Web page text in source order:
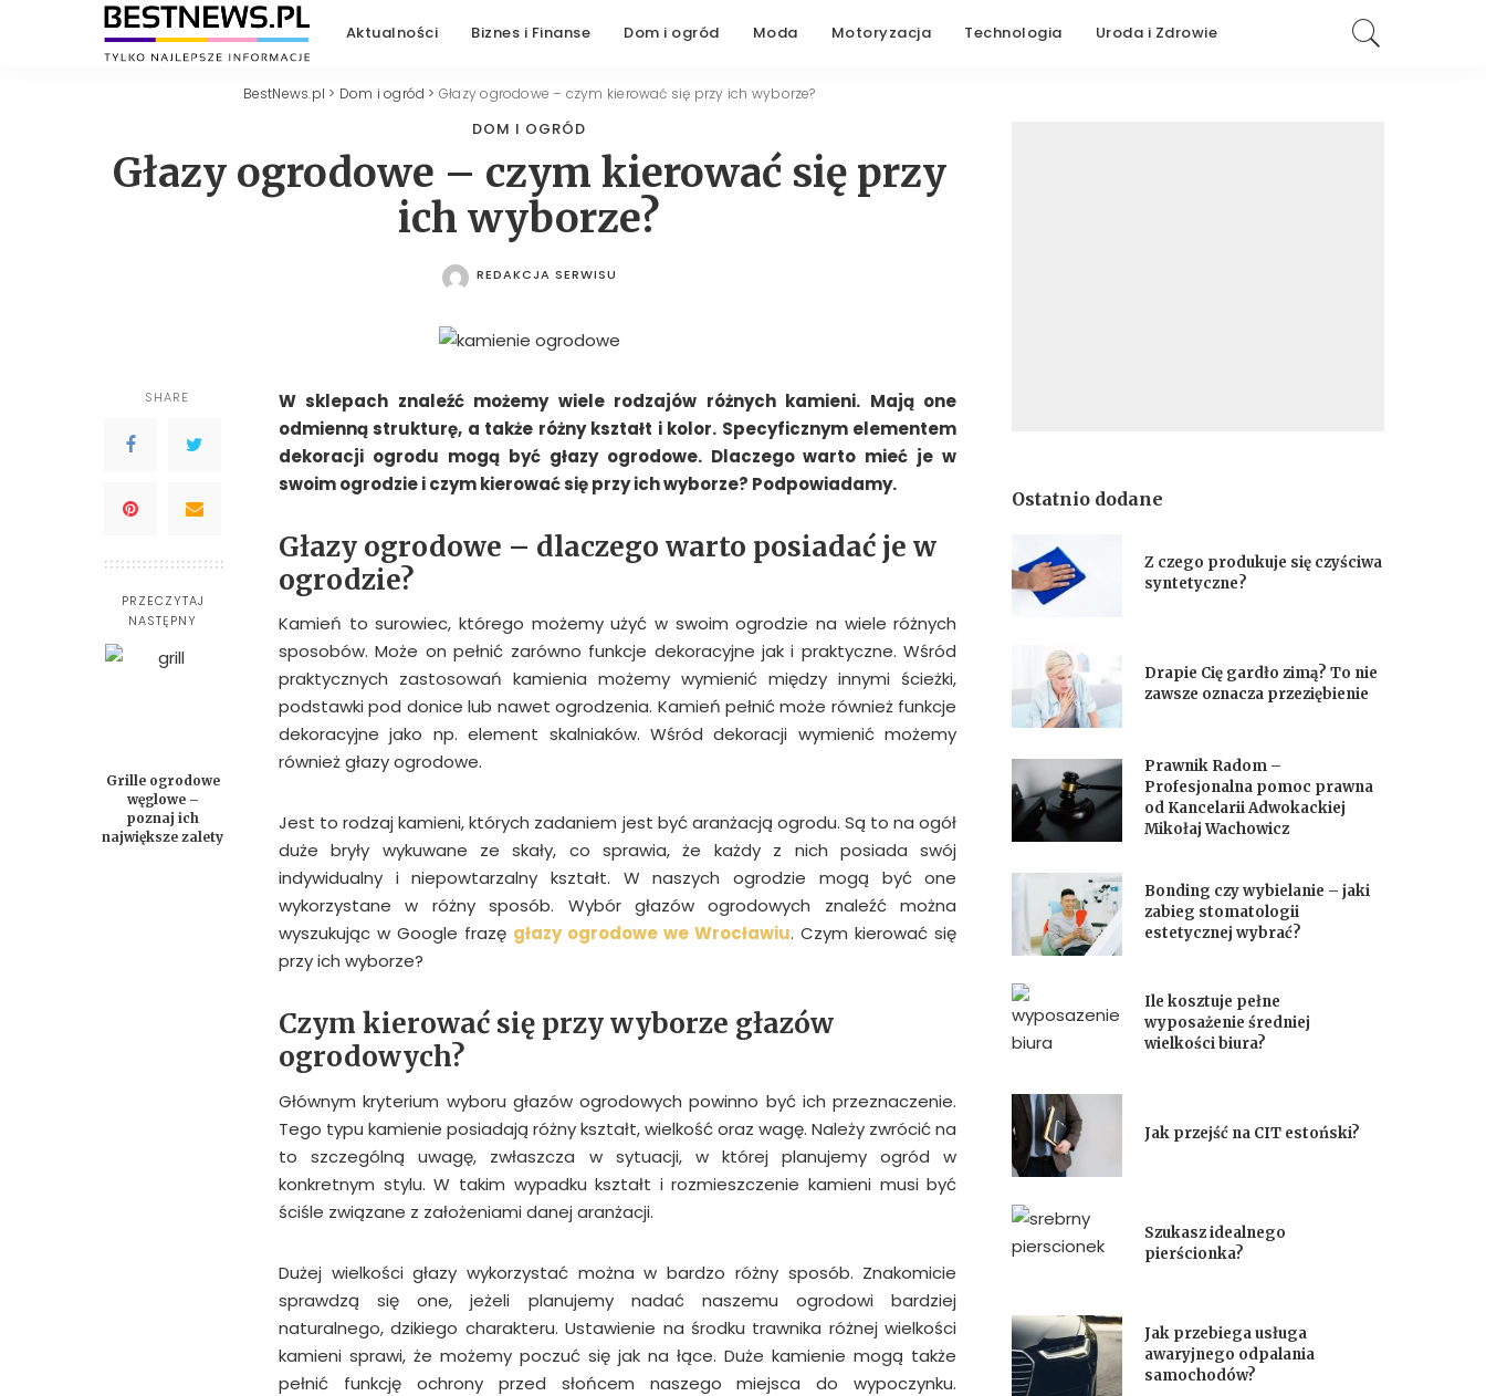
Aktualności Biznes i Finanse Dom i ogród Moda Motoryzacja Technologia Uroda i Zdrowie
BestNews.pl > Dom i ogród > Głazy ogrodowe – czym kierować się przy ich wyborze?
DOM I OGRÓD
Głazy ogrodowe – czym kierować się przy
ich wyborze?
POSTED
REDAKCJA SERWISU
SHARE
PRZECZYTAJ
NASTĘPNY
Grille ogrodowe
węglowe –
poznaj ich
największe zalety
W sklepach znaleźć możemy wiele rodzajów różnych kamieni. Mają one
odmienną strukturę, a także różny kształt i kolor. Specyficznym elementem
dekoracji ogrodu mogą być głazy ogrodowe. Dlaczego warto mieć je w
swoim ogrodzie i czym kierować się przy ich wyborze? Podpowiadamy.
Głazy ogrodowe – dlaczego warto posiadać je w
ogrodzie?
Kamień to surowiec, którego możemy użyć w swoim ogrodzie na wiele różnych
sposobów. Może on pełnić zarówno funkcje dekoracyjne jak i praktyczne. Wśród
praktycznych zastosowań kamienia możemy wymienić między innymi ścieżki,
podstawki pod donice lub nawet ogrodzenia. Kamień pełnić może również funkcje
dekoracyjne jako np. element skalniaków. Wśród dekoracji wymienić możemy
również głazy ogrodowe.
Jest to rodzaj kamieni, których zadaniem jest być aranżacją ogrodu. Są to na ogół
duże bryły wykuwane ze skały, co sprawia, że każdy z nich posiada swój
indywidualny i niepowtarzalny kształt. W naszych ogrodzie mogą być one
wykorzystane w różny sposób. Wybór głazów ogrodowych znaleźć można
wyszukując w Google frazę głazy ogrodowe we Wrocławiu. Czym kierować się
przy ich wyborze?
Czym kierować się przy wyborze głazów
ogrodowych?
Głównym kryterium wyboru głazów ogrodowych powinno być ich przeznaczenie.
Tego typu kamienie posiadają różny kształt, wielkość oraz wagę. Należy zwrócić na
to szczególną uwagę, zwłaszcza w sytuacji, w której planujemy ogród w
konkretnym stylu. W takim wypadku kształt i rozmieszczenie kamieni musi być
ściśle związane z założeniami danej aranżacji.
Dużej wielkości głazy wykorzystać można w bardzo różny sposób. Znakomicie
sprawdzą się one, jeżeli planujemy nadać naszemu ogrodowi bardziej
naturalnego, dzikiego charakteru. Ustawienie na środku trawnika różnej wielkości
kamieni sprawi, że możemy poczuć się jak na łące. Duże kamienie mogą także
pełnić funkcję ochrony przed słońcem naszego miejsca do wypoczynku.
Ostatnio dodane
Z czego produkuje się czyściwa
syntetyczne?
Drapie Cię gardło zimą? To nie
zawsze oznacza przeziębienie
Prawnik Radom –
Profesjonalna pomoc prawna
od Kancelarii Adwokackiej
Mikołaj Wachowicz
Bonding czy wybielanie – jaki
zabieg stomatologii
estetycznej wybrać?
Ile kosztuje pełne
wyposażenie średniej
wielkości biura?
Jak przejść na CIT estoński?
Szukasz idealnego
pierścionka?
Jak przebiega usługa
awaryjnego odpalania
samochodów?